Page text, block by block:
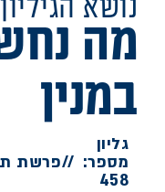
נושא הגיליון
מה
במנין
גליון
מספר:
458
//פרשת